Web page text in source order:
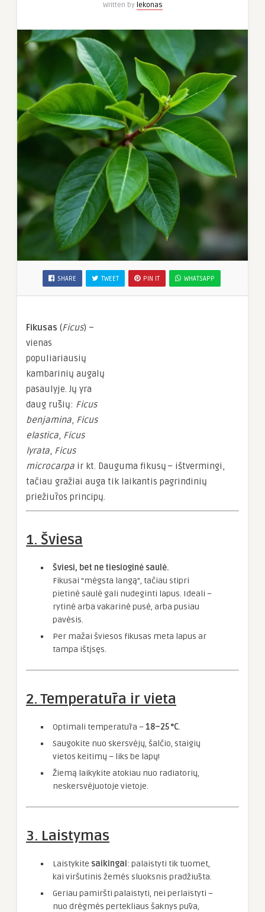
Written by lekonas
SHARE TWEET PIN IT WHATSAPP
Fikusas (Ficus) –
vienas
populiariausių
kambarinių augalų
pasaulyje. Jų yra
daug rūšių: Ficus
benjamina, Ficus
elastica, Ficus
lyrata, Ficus
microcarpa ir kt. Dauguma fikusų – ištvermingi,
tačiau gražiai auga tik laikantis pagrindinių
priežiūros principų.
1. Šviesa
Šviesi, bet ne tiesioginė saulė.
Fikusai “mėgsta langą”, tačiau stipri
pietinė saulė gali nudeginti lapus. Ideali –
rytinė arba vakarinė pusė, arba pusiau
pavėsis.
Per mažai šviesos fikusas meta lapus ar
tampa ištįsęs.
2. Temperatūra ir vieta
Optimali temperatūra –18–25 °C.
Saugokite nuo skersvėjų, šalčio, staigių
vietos keitimų – liks be lapų!
Žiemą laikykite atokiau nuo radiatorių,
neskersvėjuotoje vietoje.
3. Laistymas
Laistykite saikingai: palaistyti tik tuomet,
kai viršutinis žemės sluoksnis pradžiūsta.
Geriau pamiršti palaistyti, nei perlaistyti –
nuo drėgmės pertekliaus šaknys pūva,